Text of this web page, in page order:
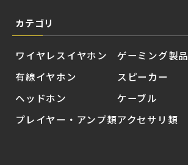
カテゴリ
ワイヤレスイヤホン
有線イヤホン
ヘッドホン
プレイヤー・アンプ類
ゲーミング製品
スピーカー
ケーブル
アクセサリ類